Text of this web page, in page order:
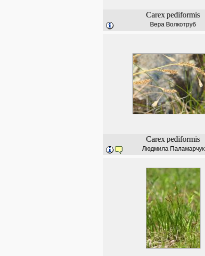
Carexpediformis
Вера Волкотруб
Carexpediformis
Людмила Паламарчук